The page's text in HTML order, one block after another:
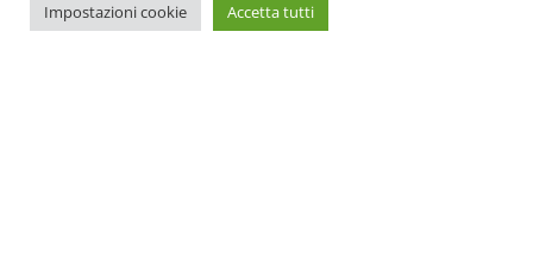
Impostazioni cookie Accetta tutti